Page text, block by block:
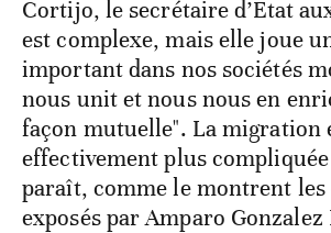
Cortijo, le secrétaire d’Etat
est complexe, mais elle joue
important dans nos sociétés
nous unit et nous nous en
façon mutuelle". La migration
effectivement plus compliquée
paraît, comme le montrent
exposés par Amparo